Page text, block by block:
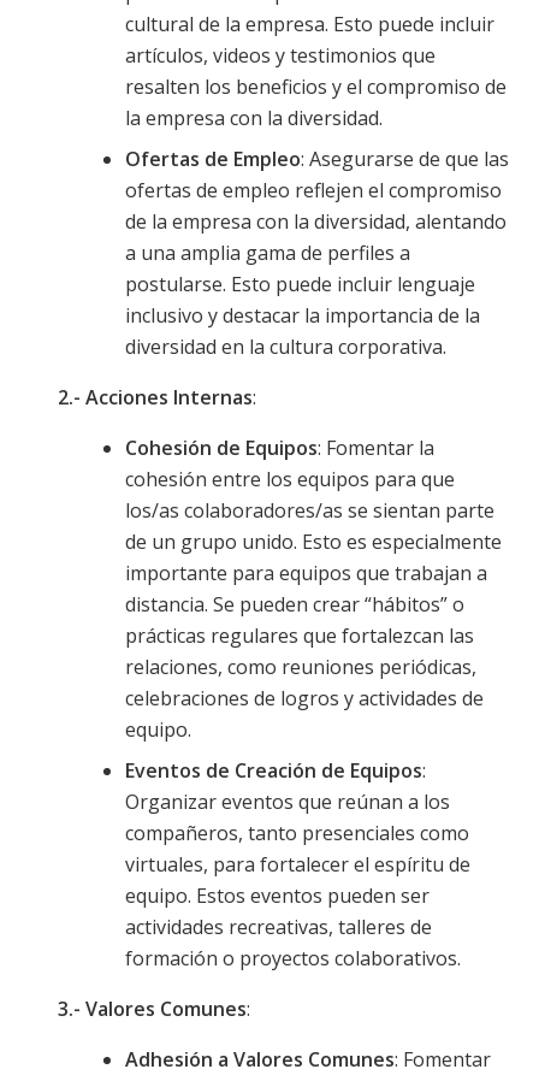
cultural de la empresa. Esto puede incluir
artículos, videos y testimonios que
resalten los beneficios y el compromiso de
la empresa con la diversidad.
Ofertas de Empleo: Asegurarse de que las
ofertas de empleo reflejen el compromiso
de la empresa con la diversidad, alentando
a una amplia gama de perfiles a
postularse. Esto puede incluir lenguaje
inclusivo y destacar la importancia de la
diversidad en la cultura corporativa.
2.- Acciones Internas:
Cohesión de Equipos: Fomentar la
cohesión entre los equipos para que
los/as colaboradores/as se sientan parte
de un grupo unido. Esto es especialmente
importante para equipos que trabajan a
distancia. Se pueden crear “hábitos” o
prácticas regulares que fortalezcan las
relaciones, como reuniones periódicas,
celebraciones de logros y actividades de
equipo.
Eventos de Creación de Equipos:
Organizar eventos que reúnan a los
compañeros, tanto presenciales como
virtuales, para fortalecer el espíritu de
equipo. Estos eventos pueden ser
actividades recreativas, talleres de
formación o proyectos colaborativos.
3.- Valores Comunes:
Adhesión a Valores Comunes: Fomentar